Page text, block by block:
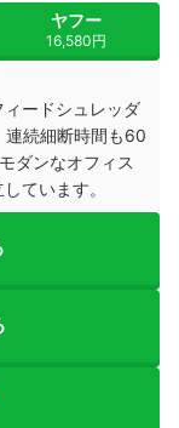
ヤフー
16,580円
ードシュレッダ
連続細断時間も60
ダンなオフィス
ています。